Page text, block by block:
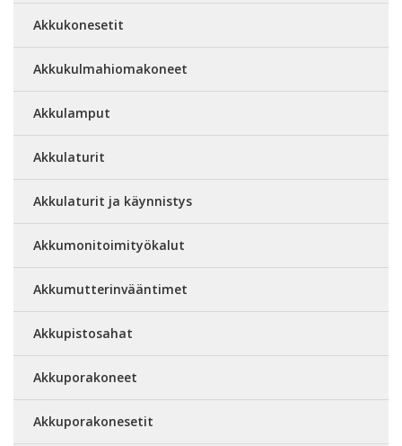
Akkukonesetit
Akkukulmahiomakoneet
Akkulamput
Akkulaturit
Akkulaturit ja käynnistys
Akkumonitoimityökalut
Akkumutterinvääntimet
Akkupistosahat
Akkuporakoneet
Akkuporakonesetit